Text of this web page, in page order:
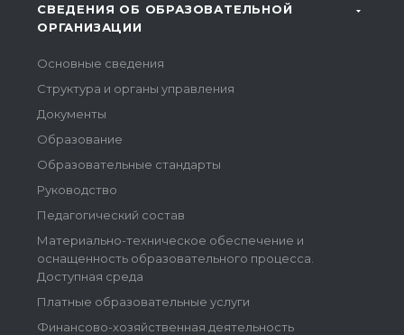
СВЕДЕНИЯ ОБ ОБРАЗОВАТЕЛЬНОЙ
ОРГАНИЗАЦИИ
Основные сведения
Структура и органы управления
Документы
Образование
Образовательные стандарты
Руководство
Педагогический состав
Материально-техническое обеспечение и
оснащенность образовательного процесса.
Доступная среда
Платные образовательные услуги
Финансово-хозяйственная деятельность